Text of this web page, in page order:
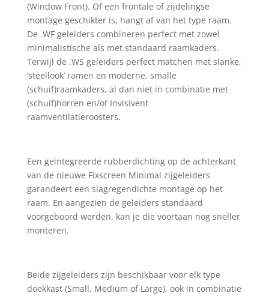
(Window Front). Of een frontale of zijdelingse
montage geschikter is, hangt af van het type raam.
De .WF geleiders combineren perfect met zowel
minimalistische als met standaard raamkaders.
Terwijl de .WS geleiders perfect matchen met slanke,
‘steellook’ ramen en moderne, smalle
(schuif)raamkaders, al dan niet in combinatie met
(schuif)horren en/of Invisivent
raamventilatieroosters.
Een geïntegreerde rubberdichting op de achterkant
van de nieuwe Fixscreen Minimal zijgeleiders
garandeert een slagregendichte montage op het
raam. En aangezien de geleiders standaard
voorgeboord werden, kan je die voortaan nog sneller
monteren.
Beide zijgeleiders zijn beschikbaar voor elk type
doekkast (Small, Medium of Large), ook in combinatie